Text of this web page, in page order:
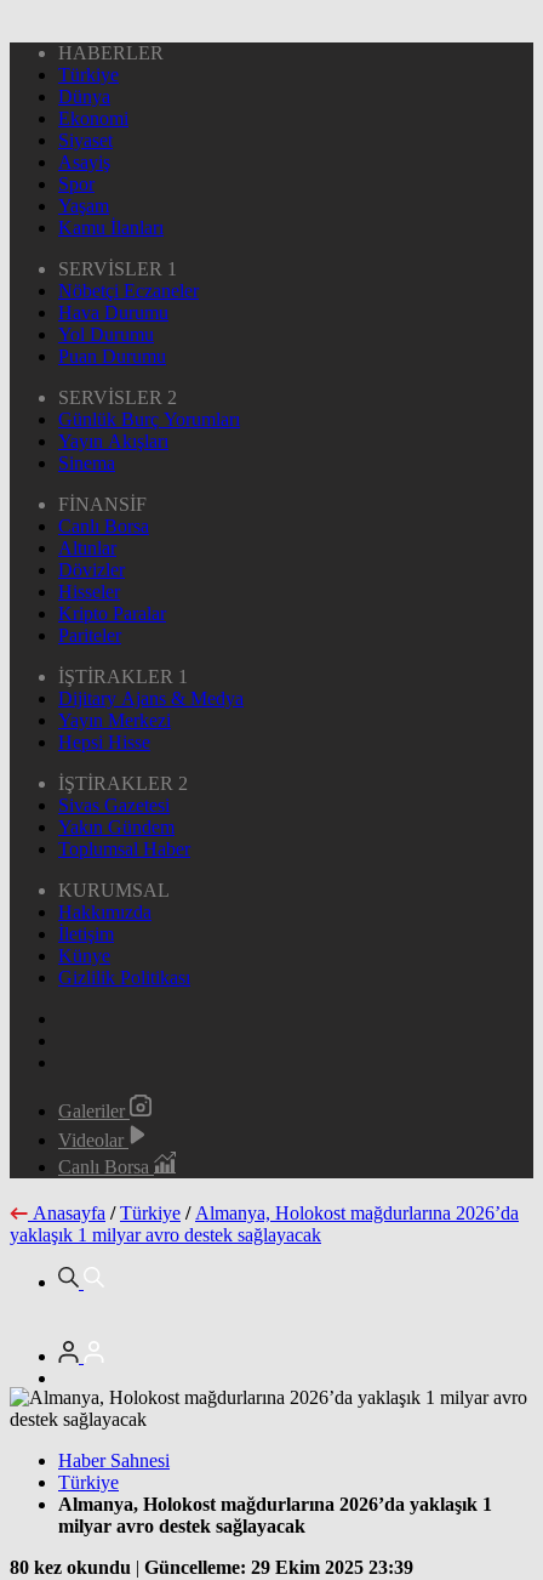
HABERLER
Türkiye
Dünya
Ekonomi
Siyaset
Asayiş
Spor
Yaşam
Kamu İlanları
SERVİSLER 1
Nöbetçi Eczaneler
Hava Durumu
Yol Durumu
Puan Durumu
SERVİSLER 2
Günlük Burç Yorumları
Yayın Akışları
Sinema
FİNANSİF
Canlı Borsa
Altınlar
Dövizler
Hisseler
Kripto Paralar
Pariteler
İŞTİRAKLER 1
Dijitary Ajans & Medya
Yayın Merkezi
Hepsi Hisse
İŞTİRAKLER 2
Sivas Gazetesi
Yakın Gündem
Toplumsal Haber
KURUMSAL
Hakkımızda
İletişim
Künye
Gizlilik Politikası
Galeriler
Videolar
Canlı Borsa
Anasayfa / Türkiye / Almanya, Holokost mağdurlarına 2026’da
yaklaşık 1 milyar avro destek sağlayacak
Haber Sahnesi
Türkiye
Almanya, Holokost mağdurlarına 2026’da yaklaşık 1
milyar avro destek sağlayacak
80 kez okundu | Güncelleme: 29 Ekim 2025 23:39